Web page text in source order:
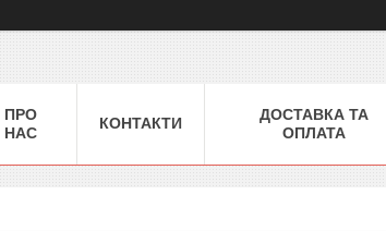
ПРО
НАС
КОНТАКТИ
ДОСТАВКА ТА
ОПЛАТА